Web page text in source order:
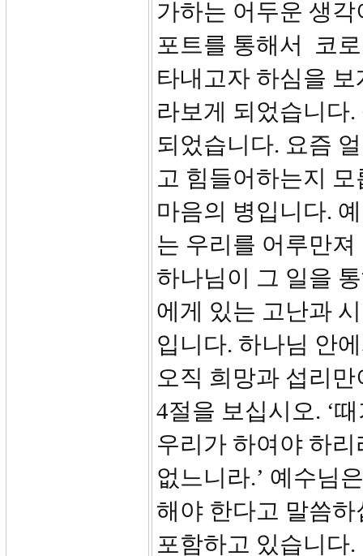
가하는 어두운 생
포트를 통해서 코
타내고자 하심을
라보게 되었습니다
되었습니다. 요즘
고 힘들어하는지
마음의 병입니다.
는 우리를 어루만
하나님이 그 일을
에게 있는 고난과
입니다. 하나님 안
오직 희망과 섭리
4절을 보십시오. ‘
우리가 하여야 하
없느니라.’ 예수님
해야 한다고 말씀하
포함하고 있습니다.